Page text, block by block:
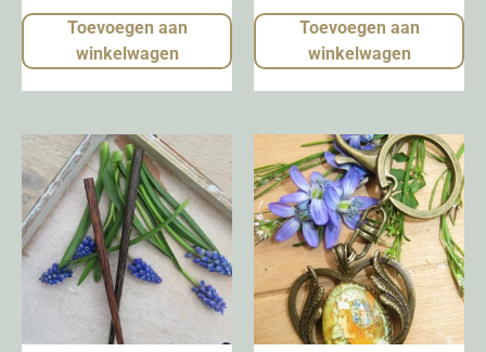
Toevoegen aan
winkelwagen
Toevoegen aan
winkelwagen